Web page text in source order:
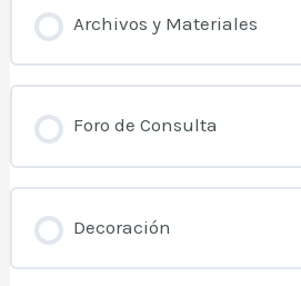
Archivos y Materiales
Foro de Consulta
Decoración